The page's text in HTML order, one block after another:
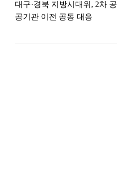
대구·경북 지방시대위, 2차 공
공기관 이전 공동 대응